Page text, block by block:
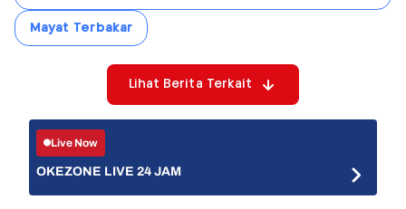
Mayat Terbakar
Lihat Berita Terkait
Live Now
OKEZONE LIVE 24 JAM